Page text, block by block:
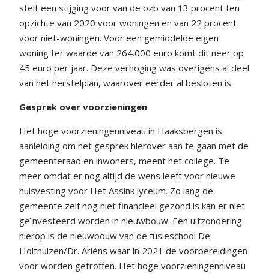
stelt een stijging voor van de ozb van 13 procent ten
opzichte van 2020 voor woningen en van 22 procent
voor niet-woningen. Voor een gemiddelde eigen
woning ter waarde van 264.000 euro komt dit neer op
45 euro per jaar. Deze verhoging was overigens al deel
van het herstelplan, waarover eerder al besloten is.
Gesprek over voorzieningen
Het hoge voorzieningenniveau in Haaksbergen is
aanleiding om het gesprek hierover aan te gaan met de
gemeenteraad en inwoners, meent het college. Te
meer omdat er nog altijd de wens leeft voor nieuwe
huisvesting voor Het Assink lyceum. Zo lang de
gemeente zelf nog niet financieel gezond is kan er niet
geïnvesteerd worden in nieuwbouw. Een uitzondering
hierop is de nieuwbouw van de fusieschool De
Holthuizen/Dr. Ariëns waar in 2021 de voorbereidingen
voor worden getroffen. Het hoge voorzieningenniveau